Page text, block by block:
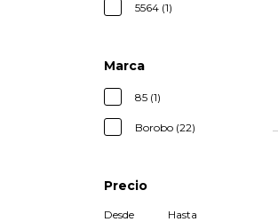
5564 (1)
Marca
85 (1)
Borobo (22)
Precio
Desde Hasta